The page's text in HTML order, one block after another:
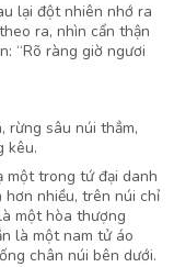
lại đột nhiên nhớ ra
ra, nhìn cẩn thận
“Rõ ràng giờ ngươi
rừng sâu núi thẳm,
kêu.
một trong tứ đại danh
hơn nhiều, trên núi chỉ
một hòa thượng
là một nam tử áo
chân núi bên dưới.